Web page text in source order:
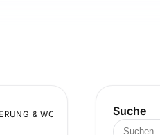
& WORKFLOW-MANAGEMENT
Suche